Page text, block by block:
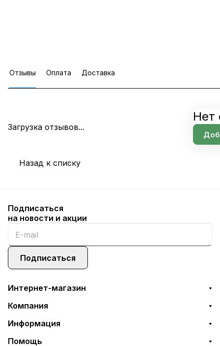
Отзывы Оплата Доставка
Загрузка отзывов...
Нет
Назад к списку
Подписаться
на новости и акции
Подписаться
Интернет-магазин
Компания
Информация
Помощь